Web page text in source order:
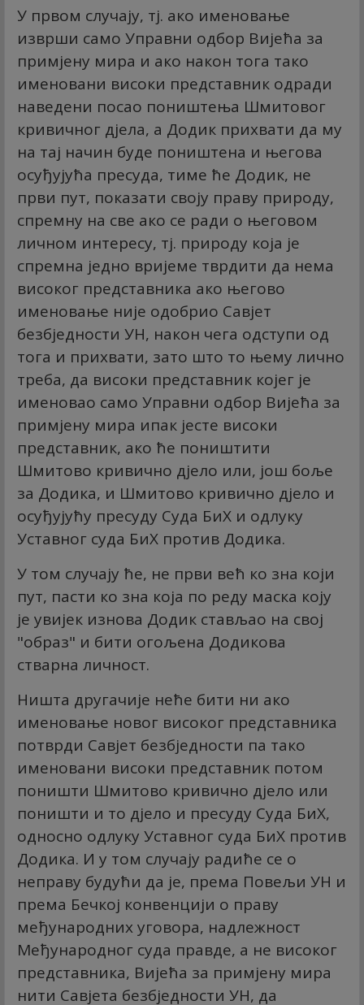
У првом случају, тј. ако именовање
изврши само Управни одбор Вијећа за
примјену мира и ако након тога тако
именовани високи представник одради
наведени посао поништења Шмитовог
кривичног дјела, а Додик прихвати да му
на тај начин буде поништена и његова
осуђујућа пресуда, тиме ће Додик, не
први пут, показати своју праву природу,
спремну на све ако се ради о његовом
личном интересу, тј. природу која је
спремна једно вријеме тврдити да нема
високог представника ако његово
именовање није одобрио Савјет
безбједности УН, након чега одступи од
тога и прихвати, зато што то њему лично
треба, да високи представник којег је
именовао само Управни одбор Вијећа за
примјену мира ипак јесте високи
представник, ако ће поништити
Шмитово кривично дјело или, још боље
за Додика, и Шмитово кривично дјело и
осуђујућу пресуду Суда БиХ и одлуку
Уставног суда БиХ против Додика.
У том случају ће, не први већ ко зна који
пут, пасти ко зна која по реду маска коју
је увијек изнова Додик стављао на свој
"образ" и бити огољена Додикова
стварна личност.
Ништа другачије неће бити ни ако
именовање новог високог представника
потврди Савјет безбједности па тако
именовани високи представник потом
поништи Шмитово кривично дјело или
поништи и то дјело и пресуду Суда БиХ,
односно одлуку Уставног суда БиХ против
Додика. И у том случају радиће се о
неправу будући да је, према Повељи УН и
према Бечкој конвенцији о праву
међународних уговора, надлежност
Међународног суда правде, а не високог
представника, Вијећа за примјену мира
нити Савјета безбједности УН, да